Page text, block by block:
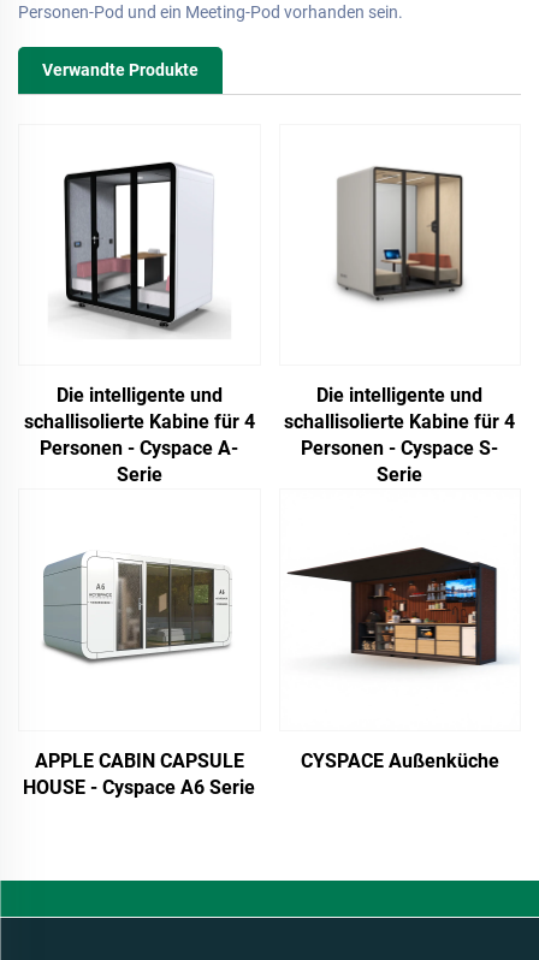
Personen-Pod und ein Meeting-Pod vorhanden sein.
Verwandte Produkte
Die intelligente und
schallisolierte Kabine für 4
Personen - Cyspace A-
Serie
Die intelligente und
schallisolierte Kabine für 4
Personen - Cyspace S-
Serie
APPLE CABIN CAPSULE
HOUSE - Cyspace A6 Serie
CYSPACE Außenküche